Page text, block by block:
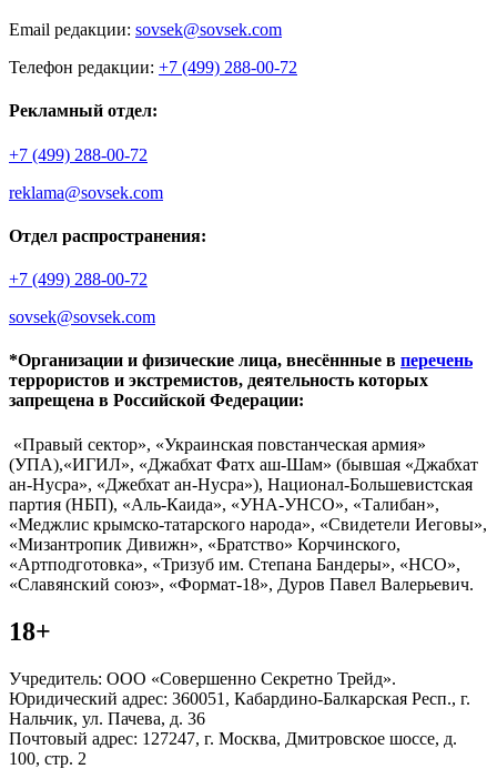
Email редакции: sovsek@sovsek.com
Телефон редакции: +7 (499) 288-00-72
Рекламный отдел:
+7 (499) 288-00-72
reklama@sovsek.com
Отдел распространения:
+7 (499) 288-00-72
sovsek@sovsek.com
*Организации и физические лица, внесённные в перечень
террористов и экстремистов, деятельность которых
запрещена в Российской Федерации:
«Правый сектор», «Украинская повстанческая армия»
(УПА),«ИГИЛ», «Джабхат Фатх аш-Шам» (бывшая «Джабхат
ан-Нусра», «Джебхат ан-Нусра»), Национал-Большевистская
партия (НБП), «Аль-Каида», «УНА-УНСО», «Талибан»,
«Меджлис крымско-татарского народа», «Свидетели Иеговы»,
«Мизантропик Дивижн», «Братство» Корчинского,
«Артподготовка», «Тризуб им. Степана Бандеры», «НСО»,
«Славянский союз», «Формат-18», Дуров Павел Валерьевич.
18+
Учредитель: ООО «Совершенно Секретно Трейд».
Юридический адрес: 360051, Кабардино-Балкарская Респ., г.
Нальчик, ул. Пачева, д. 36
Почтовый адрес: 127247, г. Москва, Дмитровское шоссе, д.
100, стр. 2